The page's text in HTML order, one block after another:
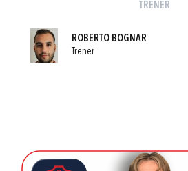
TRENER
ROBERTO BOGNAR
Trener